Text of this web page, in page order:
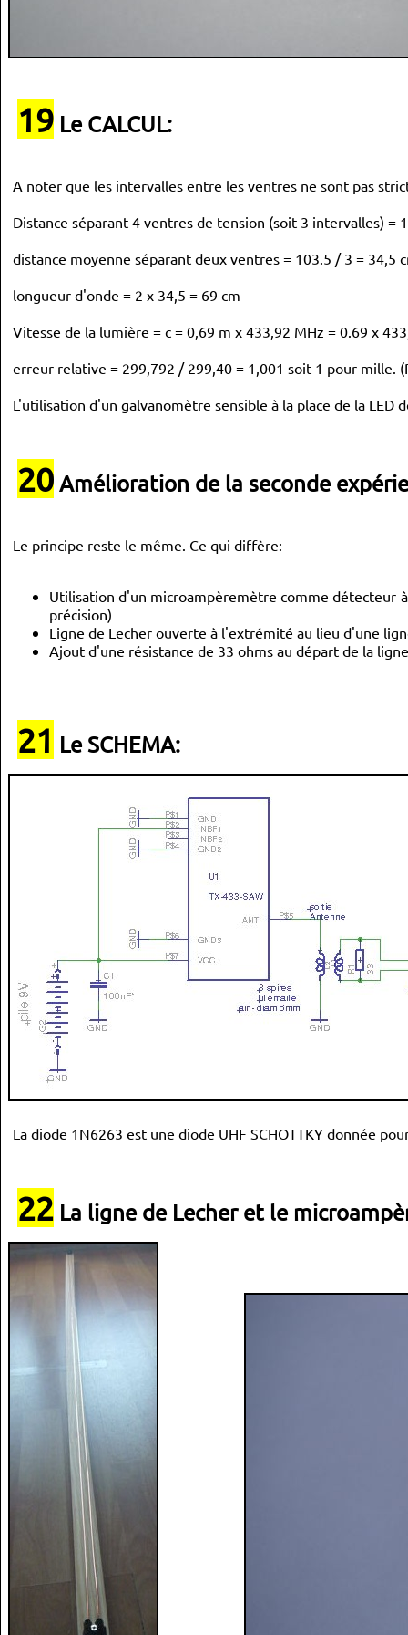
19 Le CALCUL:
A noter que les intervalles entre les ventres ne sont pas
Distance séparant 4 ventres de tension (soit 3 intervalles) =
distance moyenne séparant deux ventres = 103.5 / 3 = 34,5
longueur d'onde = 2 x 34,5 = 69 cm
Vitesse de la lumière = c = 0,69 m x 433,92 MHz = 0.69 x
erreur relative = 299,792 / 299,40 = 1,001 soit 1 pour mille.
L'utilisation d'un galvanomètre sensible à la place de la
20 Amélioration de la seconde
Le principe reste le même. Ce qui diffère:
Utilisation d'un microampèremètre comme détecteur
précision)
Ligne de Lecher ouverte à l'extrémité au lieu d'une
Ajout d'une résistance de 33 ohms au départ de la
21 Le SCHEMA:
La diode 1N6263 est une diode UHF SCHOTTKY donnée
22 La ligne de Lecher et le